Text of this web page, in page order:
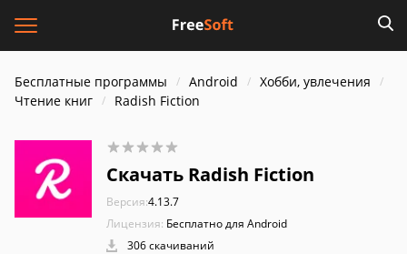
Бесплатные программы Android
Хобби, увлечения
Чтение книг
Radish Fiction
Скачать Radish Fiction
Версия:4.13.7
Лицензия: Бесплатно для Android
306 скачиваний